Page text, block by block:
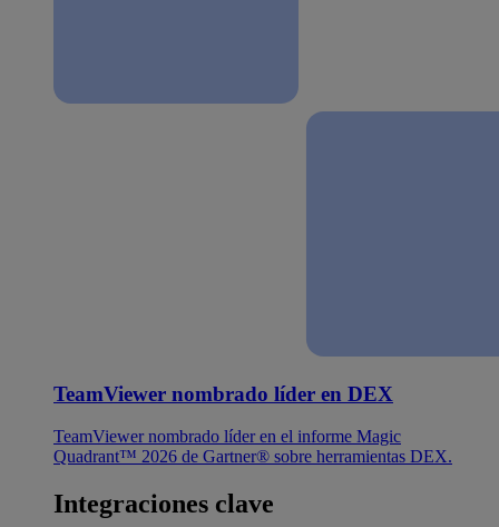
TeamViewer nombrado líder en DEX
TeamViewer nombrado líder en el informe Magic
Quadrant™ 2026 de Gartner® sobre herramientas DEX.
Integraciones clave